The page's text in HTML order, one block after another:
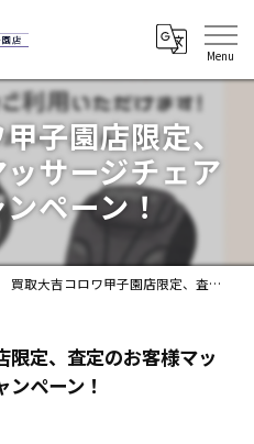
子園店限定、
サージチェア
ペーン！
買取大吉コロワ甲子園店限定、査定のお客様マッサージチェアご利用キャンペーン！
限定、査定のお客様マッ
ペーン！